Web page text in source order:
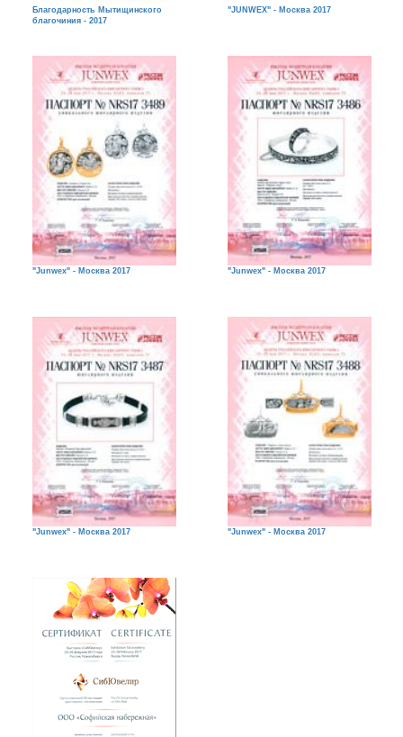
Благодарность Мытищинского
благочиния - 2017
"JUNWEX" - Москва 2017
"Junwex" - Москва 2017 "Junwex" - Москва 2017
"Junwex" - Москва 2017 "Junwex" - Москва 2017